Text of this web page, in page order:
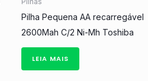
Pilha Pequena AA recarregável
2600Mah C/2 Ni-Mh Toshiba
LEIA MAIS